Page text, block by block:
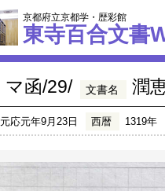
京都府立京都学・歴彩館
東寺百合文書
マ函/29/ 文書名 潤
元応元年9月23日 西暦 1319年